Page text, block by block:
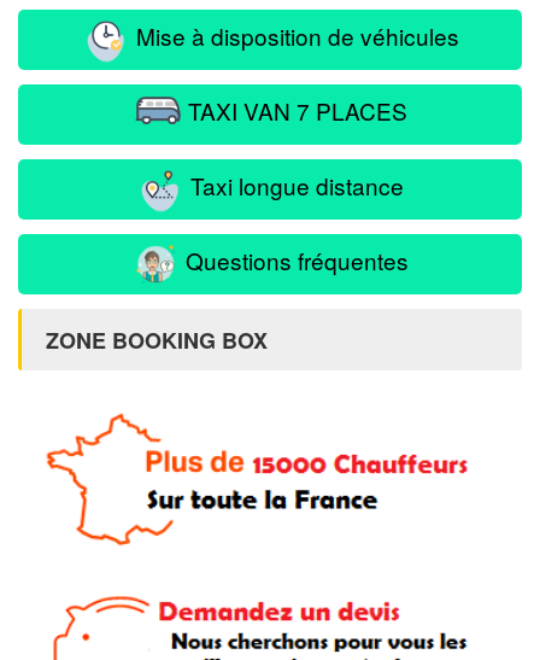
Mise à disposition de véhicules
TAXI VAN 7 PLACES
Taxi longue distance
Questions fréquentes
ZONE BOOKING BOX